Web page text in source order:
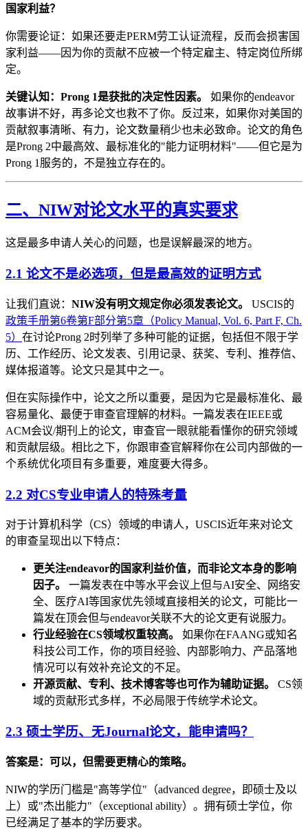
国家利益？
你需要论证：如果还要走PERM劳工认证流程，反而会损害国
家利益——因为你的贡献不应被一个特定雇主、特定岗位所绑
定。
关键认知：Prong 1是获批的决定性因素。
如果你的endeavor
故事讲不好，再多论文也救不了你。反过来，如果你对美国的
贡献叙事清晰、有力，论文数量稍少也未必致命。论文的角色
是Prong 2中最高效、最标准化的"能力证明材料"——但它是为
Prong 1服务的，不是独立存在的。
二、NIW对论文水平的真实要求
这是最多申请人关心的问题，也是误解最深的地方。
2.1 论文不是必选项，但是最高效的证明方式
让我们直说： NIW没有明文规定你必须发表论文。
USCIS的
政策手册第6卷第F部分第5章（Policy Manual, Vol. 6, Part F, Ch.
5） 在讨论Prong 2时列举了多种可能的证据，包括但不限于学
历、工作经历、论文发表、引用记录、获奖、专利、推荐信、
媒体报道等。论文只是其中之一。
但在实际操作中，论文之所以重要，是因为它是最标准化、最
容易量化、最便于审查官理解的材料。一篇发表在IEEE或
ACM会议/期刊上的论文，审查官一眼就能看懂你的研究领域
和贡献层级。相比之下，你跟审查官解释你在公司内部做的一
个系统优化项目有多重要，难度要大得多。
2.2 对CS专业申请人的特殊考量
对于计算机科学（CS）领域的申请人，USCIS近年来对论文
的审查呈现出以下特点：
更关注endeavor的国家利益价值，而非论文本身的影响
因子。
一篇发表在中等水平会议上但与AI安全、网络安
全、医疗AI等国家优先领域直接相关的论文，可能比一
篇发在顶会但与endeavor关联不大的论文更有说服力。
行业经验在CS领域权重较高。
如果你在FAANG或知名
科技公司工作，你的项目经验、内部影响力、产品落地
情况可以有效补充论文的不足。
开源贡献、专利、技术博客等也可作为辅助证据。
CS领
域的贡献形式多样，不必局限于传统学术论文。
2.3 硕士学历、无Journal论文，能申请吗？
答案是：可以，但需要更精心的策略。
NIW的学历门槛是"高等学位"（advanced degree，即硕士及以
上）或"杰出能力"（exceptional ability）。拥有硕士学位，你
已经满足了基本的学历要求。